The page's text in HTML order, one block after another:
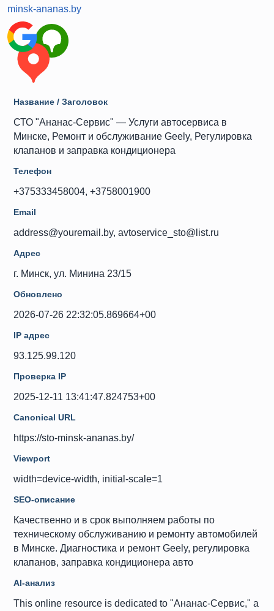
minsk-ananas.by
Название / Заголовок
СТО "Ананас-Сервис" — Услуги автосервиса в
Минске, Ремонт и обслуживание Geely, Регулировка
клапанов и заправка кондиционера
Телефон
+375333458004, +3758001900
Email
address@youremail.by, avtoservice_sto@list.ru
Адрес
г. Минск, ул. Минина 23/15
Обновлено
2026-07-26 22:32:05.869664+00
IP адрес
93.125.99.120
Проверка IP
2025-12-11 13:41:47.824753+00
Canonical URL
https://sto-minsk-ananas.by/
Viewport
width=device-width, initial-scale=1
SEO-описание
Качественно и в срок выполняем работы по
техническому обслуживанию и ремонту автомобилей
в Минске. Диагностика и ремонт Geely, регулировка
клапанов, заправка кондиционера авто
AI-анализ
This online resource is dedicated to "Ананас-Сервис," a